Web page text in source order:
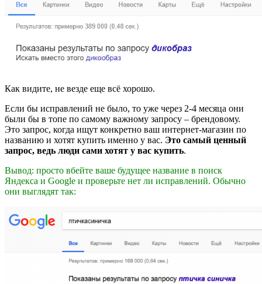
Как видите, не везде еще всё хорошо.
Если бы исправлений не было, то уже через 2-4 месяца они
были бы в топе по самому важному запросу – брендовому.
Это запрос, когда ищут конкретно ваш интернет-магазин по
названию и хотят купить именно у вас. Это самый ценный
запрос, ведь люди сами хотят у вас купить.
Вывод: просто вбейте ваше будущее название в поиск
Яндекса и Google и проверьте нет ли исправлений. Обычно
они выглядят так: